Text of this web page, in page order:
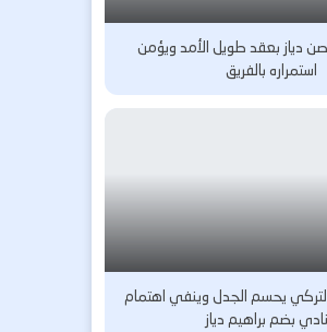
دياز بعقد طويل الأمد ويؤمن
استمراره بالفريق
يحسم الجدل وينفي اهتمام
بضم براهيم دياز